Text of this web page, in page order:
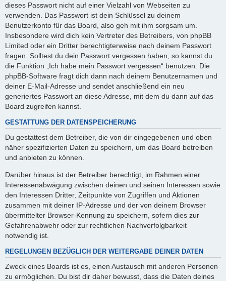
dieses Passwort nicht auf einer Vielzahl von Webseiten zu
verwenden. Das Passwort ist dein Schlüssel zu deinem
Benutzerkonto für das Board, also geh mit ihm sorgsam um.
Insbesondere wird dich kein Vertreter des Betreibers, von phpBB
Limited oder ein Dritter berechtigterweise nach deinem Passwort
fragen. Solltest du dein Passwort vergessen haben, so kannst du
die Funktion „Ich habe mein Passwort vergessen“ benutzen. Die
phpBB-Software fragt dich dann nach deinem Benutzernamen und
deiner E-Mail-Adresse und sendet anschließend ein neu
generiertes Passwort an diese Adresse, mit dem du dann auf das
Board zugreifen kannst.
GESTATTUNG DER DATENSPEICHERUNG
Du gestattest dem Betreiber, die von dir eingegebenen und oben
näher spezifizierten Daten zu speichern, um das Board betreiben
und anbieten zu können.
Darüber hinaus ist der Betreiber berechtigt, im Rahmen einer
Interessenabwägung zwischen deinen und seinen Interessen sowie
den Interessen Dritter, Zeitpunkte von Zugriffen und Aktionen
zusammen mit deiner IP-Adresse und der von deinem Browser
übermittelter Browser-Kennung zu speichern, sofern dies zur
Gefahrenabwehr oder zur rechtlichen Nachverfolgbarkeit
notwendig ist.
REGELUNGEN BEZÜGLICH DER WEITERGABE DEINER DATEN
Zweck eines Boards ist es, einen Austausch mit anderen Personen
zu ermöglichen. Du bist dir daher bewusst, dass die Daten deines